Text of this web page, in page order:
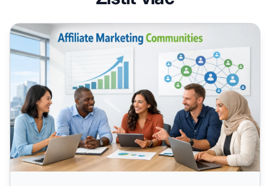
Komunity a skupiny pre affiliate marketing: Váš